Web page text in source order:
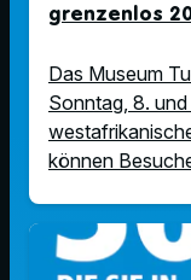
grenzenlos
Das Museum
Sonntag, 8.
können